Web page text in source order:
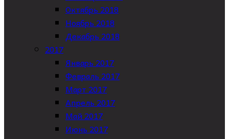
Октябрь 2018
Ноябрь 2018
Декабрь 2018
2017
Январь 2017
Февраль 2017
Март 2017
Апрель 2017
Май 2017
Июнь 2017